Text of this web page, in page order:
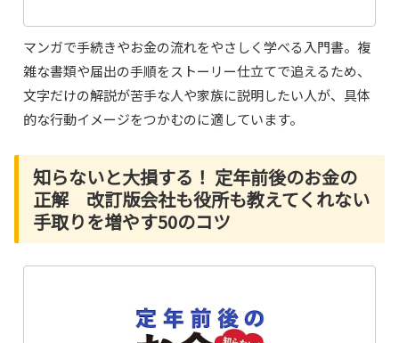
マンガで手続きやお金の流れをやさしく学べる入門書。複
雑な書類や届出の手順をストーリー仕立てで追えるため、
文字だけの解説が苦手な人や家族に説明したい人が、具体
的な行動イメージをつかむのに適しています。
知らないと大損する！ 定年前後のお金の
正解 改訂版会社も役所も教えてくれない
手取りを増やす50のコツ